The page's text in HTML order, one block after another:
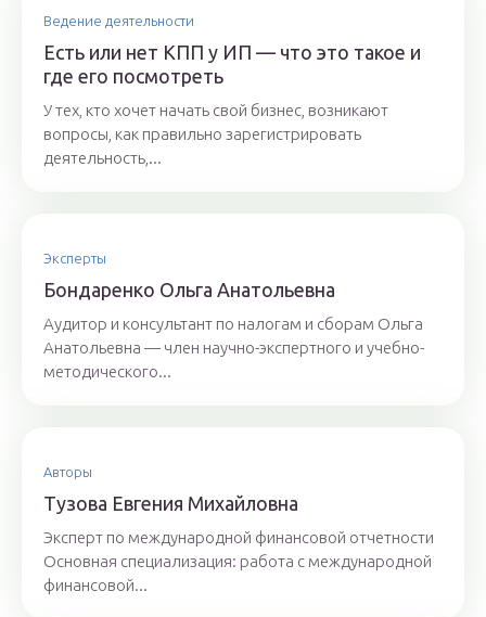
Ведение деятельности
Есть или нет КПП у ИП — что это такое и
где его посмотреть
У тех, кто хочет начать свой бизнес, возникают
вопросы, как правильно зарегистрировать
деятельность,...
Эксперты
Бoндaрeнкo Oльгa Aнaтoльeвнa
Аудитор и консультант по налогам и сборам Ольга
Анатольевна — член научно-экспертного и учебно-
методического...
Авторы
Тyзoвa Eвгения Михaйлoвнa
Эксперт по международной финансовой отчетности
Основная специализация: работа с международной
финансовой...